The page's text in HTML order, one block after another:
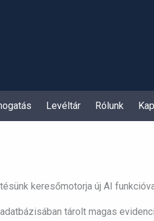
Levéltár Rólunk
keresőmotorja új AI
tárolt magas